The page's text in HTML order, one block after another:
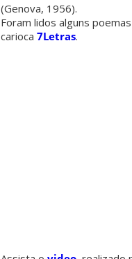
(Genova, 1956).
Foram lidos alguns
carioca 7Letras.